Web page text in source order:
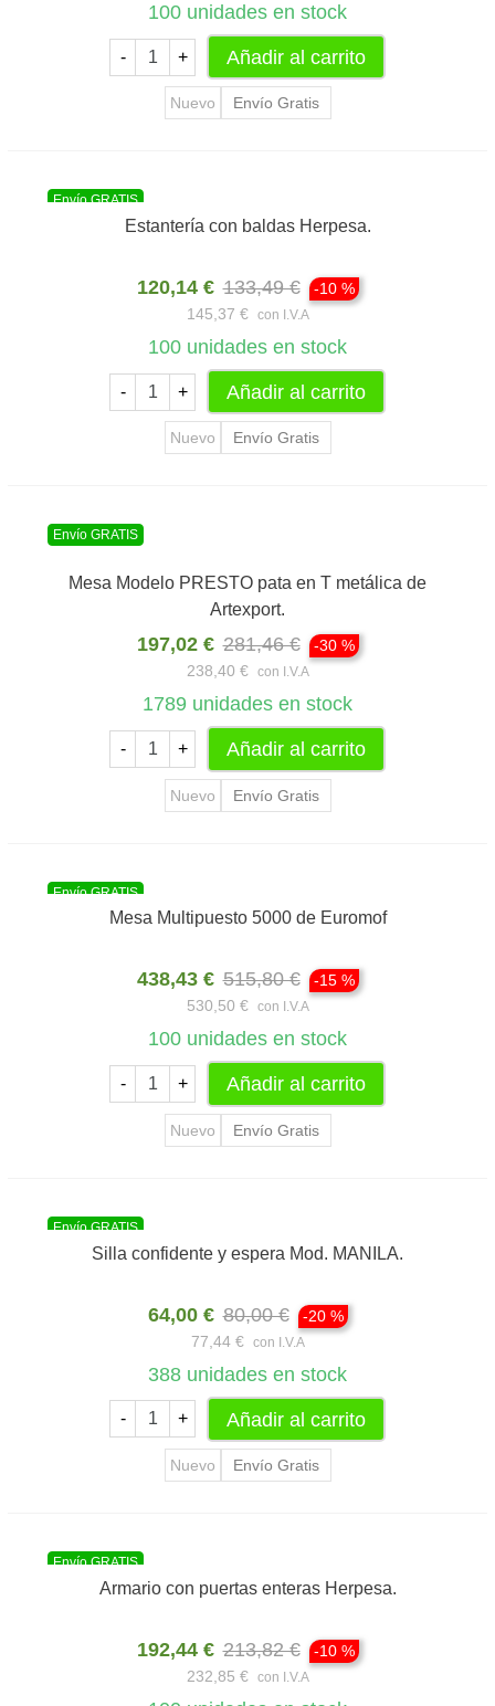
100 unidades en stock
- + Añadir al carrito
Nuevo Envío Gratis
Envío GRATIS
Estantería con baldas Herpesa.
120,14 € 133,49 €
-10 %
145,37 €
con I.V.A
100 unidades en stock
- + Añadir al carrito
Nuevo Envío Gratis
Envío GRATIS
Mesa Modelo PRESTO pata en T metálica de
Artexport.
197,02 € 281,46 €
-30 %
238,40 €
con I.V.A
1789 unidades en stock
- + Añadir al carrito
Nuevo Envío Gratis
Envío GRATIS
Mesa Multipuesto 5000 de Euromof
438,43 € 515,80 €
-15 %
530,50 €
con I.V.A
100 unidades en stock
- + Añadir al carrito
Nuevo Envío Gratis
Envío GRATIS
Silla confidente y espera Mod. MANILA.
64,00 € 80,00 €
-20 %
77,44 €
con I.V.A
388 unidades en stock
- + Añadir al carrito
Nuevo Envío Gratis
Envío GRATIS
Armario con puertas enteras Herpesa.
192,44 € 213,82 €
-10 %
232,85 €
con I.V.A